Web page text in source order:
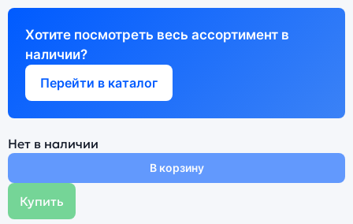
Хотите посмотреть весь ассортимент в
наличии?
Перейти в каталог
Нет в наличии
В корзину
Купить